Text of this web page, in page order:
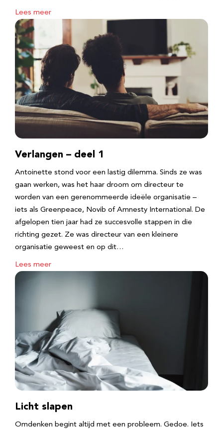
Lees meer
Verlangen – deel 1
Antoinette stond voor een lastig dilemma. Sinds ze was
gaan werken, was het haar droom om directeur te
worden van een gerenommeerde ideële organisatie –
iets als Greenpeace, Novib of Amnesty International. De
afgelopen tien jaar had ze succesvolle stappen in die
richting gezet. Ze was directeur van een kleinere
organisatie geweest en op dit…
Lees meer
Licht slapen
Omdenken begint altijd met een probleem. Gedoe. Iets